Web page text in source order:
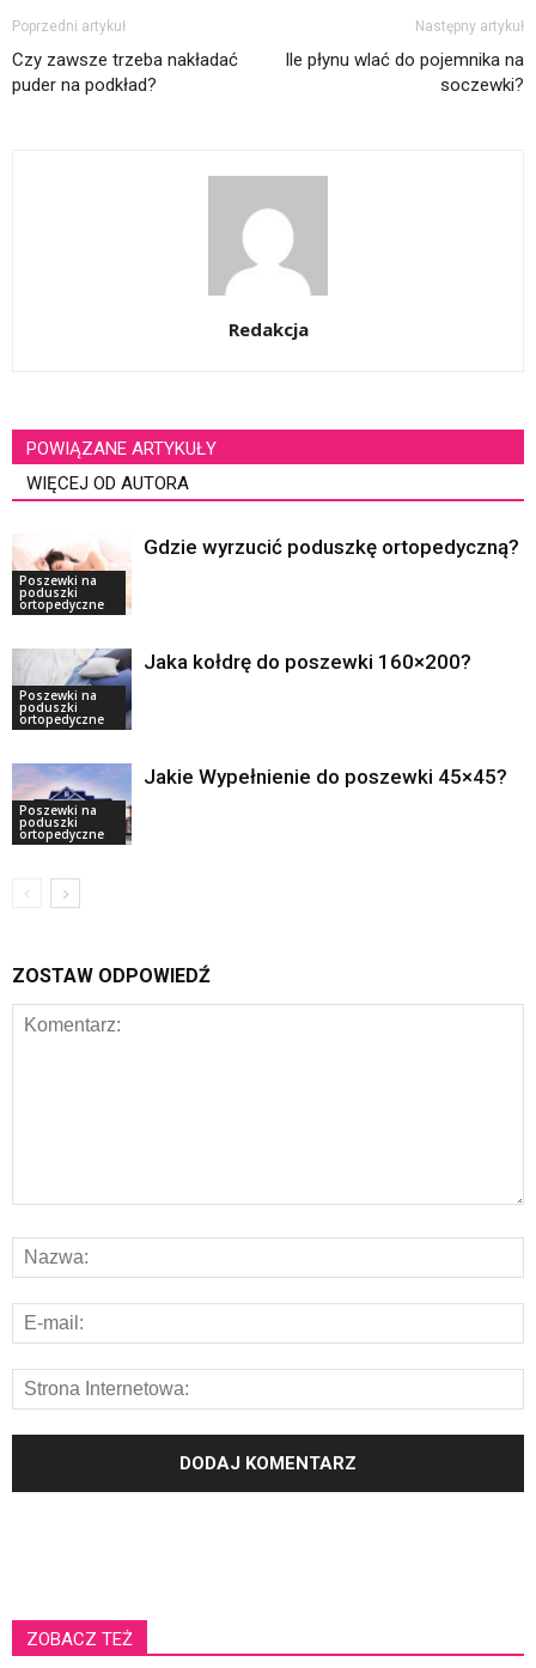
Poprzedni artykuł
Czy zawsze trzeba nakładać
puder na podkład?
Następny artykuł
Ile płynu wlać do pojemnika na
soczewki?
Redakcja
POWIĄZANE ARTYKUŁY
WIĘCEJ OD AUTORA
Poszewki na
poduszki
ortopedyczne
Gdzie wyrzucić poduszkę ortopedyczną?
Poszewki na
poduszki
ortopedyczne
Jaka kołdrę do poszewki 160×200?
Poszewki na
poduszki
ortopedyczne
Jakie Wypełnienie do poszewki 45×45?
ZOSTAW ODPOWIEDŹ
ZOBACZ TEŻ